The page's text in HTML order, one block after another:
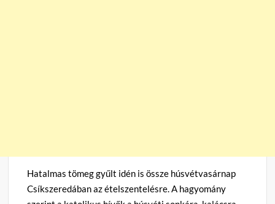
Hatalmas tömeg gyűlt idén is össze húsvétvasárnap
Csíkszeredában az ételszentelésre. A hagyomány